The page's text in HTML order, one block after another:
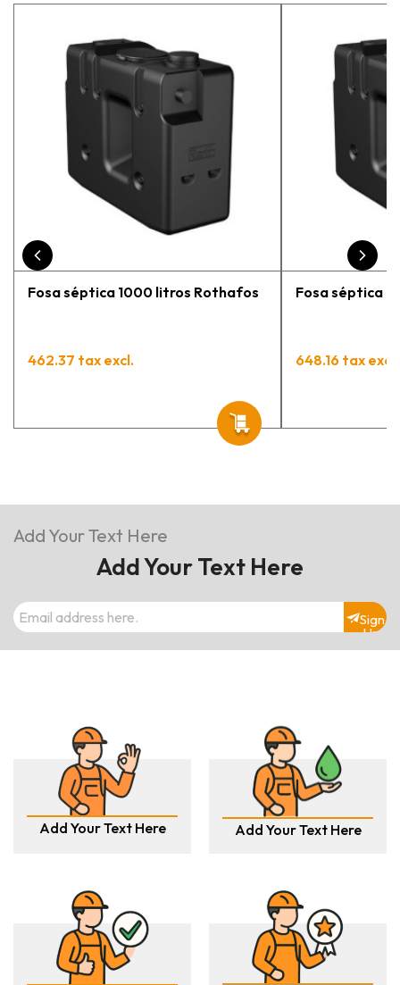
explicó todo￼ En general, la recomiendo, he
proceso y muy contento.
Fosa séptica 1000 litros Rothafos
462.37 tax excl.
Fosa séptica
648.16 tax excl.
Add Your Text Here
Add Your Text Here
Sign
Up
Add Your Text Here Add Your Text Here